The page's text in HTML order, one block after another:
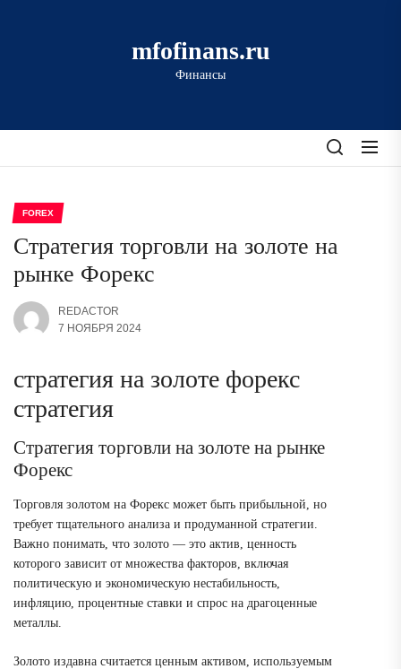
mfofinans.ru
Финансы
FOREX
Стратегия торговли на золоте на
рынке Форекс
REDACTOR
7 НОЯБРЯ 2024
стратегия на золоте форекс
стратегия
Стратегия торговли на золоте на рынке
Форекс
Торговля золотом на Форекс может быть прибыльной, но
требует тщательного анализа и продуманной стратегии.
Важно понимать, что золото — это актив, ценность
которого зависит от множества факторов, включая
политическую и экономическую нестабильность,
инфляцию, процентные ставки и спрос на драгоценные
металлы.
Золото издавна считается ценным активом, используемым